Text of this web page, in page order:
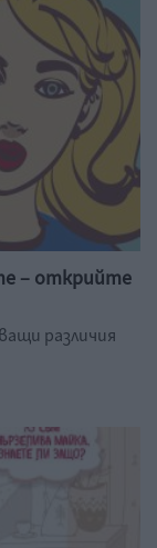
– открийте
различия